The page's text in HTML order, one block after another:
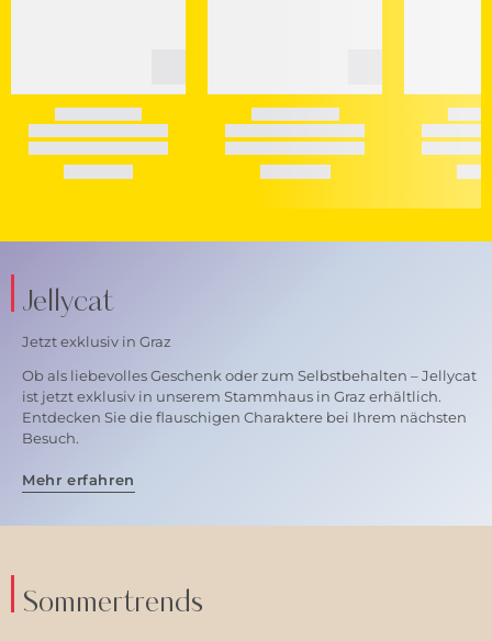
Jellycat
Jetzt exklusiv in Graz
Ob als liebevolles Geschenk oder zum Selbstbehalten – Jellycat
ist jetzt exklusiv in unserem Stammhaus in Graz erhältlich.
Entdecken Sie die flauschigen Charaktere bei Ihrem nächsten
Besuch.
Mehr erfahren
Sommertrends